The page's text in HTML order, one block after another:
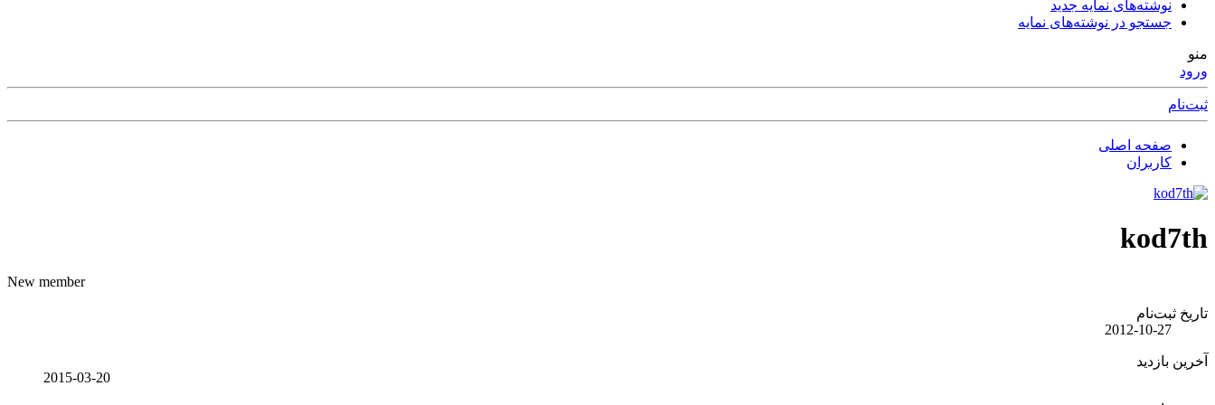
نوشته‌های نمایه جدید
جستجو در نوشته‌های نمایه
منو
ورود
ثبت‌نام
صفحه اصلی
کاربران
kod7th
New member
تاریخ ثبت‌نام
2012-10-27
آخرین بازدید
2015-03-20